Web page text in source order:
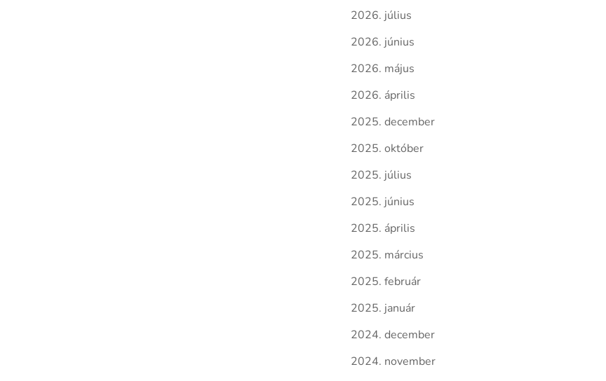
2026. július
2026. június
2026. május
2026. április
2025. december
2025. október
2025. július
2025. június
2025. április
2025. március
2025. február
2025. január
2024. december
2024. november